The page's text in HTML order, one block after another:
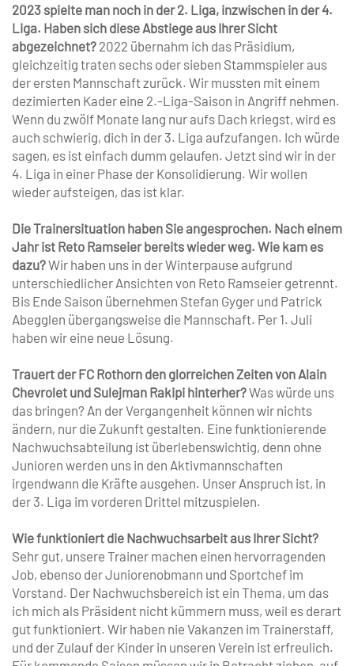
2023 spielte man noch in der 2. Liga, inzwischen in der 4.
Liga. Haben sich diese Abstiege aus Ihrer Sicht
abgezeichnet? 2022 übernahm ich das Präsidium,
gleichzeitig traten sechs oder sieben Stammspieler aus
der ersten Mannschaft zurück. Wir mussten mit einem
dezimierten Kader eine 2.-Liga-Saison in Angriff nehmen.
Wenn du zwölf Monate lang nur aufs Dach kriegst, wird es
auch schwierig, dich in der 3. Liga aufzufangen. Ich würde
sagen, es ist einfach dumm gelaufen. Jetzt sind wir in der
4. Liga in einer Phase der Konsolidierung. Wir wollen
wieder aufsteigen, das ist klar.
Die Trainersituation haben Sie angesprochen. Nach einem
Jahr ist Reto Ramseier bereits wieder weg. Wie kam es
dazu?Wir haben uns in der Winterpause aufgrund
unterschiedlicher Ansichten von Reto Ramseier getrennt.
Bis Ende Saison übernehmen Stefan Gyger und Patrick
Abegglen übergangsweise die Mannschaft. Per 1. Juli
haben wir eine neue Lösung.
Trauert der FC Rothorn den glorreichen Zeiten von Alain
Chevrolet und Sulejman Rakipi hinterher?Was würde uns
das bringen? An der Vergangenheit können wir nichts
ändern, nur die Zukunft gestalten. Eine funktionierende
Nachwuchsabteilung ist überlebenswichtig, denn ohne
Junioren werden uns in den Aktivmannschaften
irgendwann die Kräfte ausgehen. Unser Anspruch ist, in
der 3. Liga im vorderen Drittel mitzuspielen.
Wie funktioniert die Nachwuchsarbeit aus Ihrer Sicht?
Sehr gut, unsere Trainer machen einen hervorragenden
Job, ebenso der Juniorenobmann und Sportchef im
Vorstand. Der Nachwuchsbereich ist ein Thema, um das
ich mich als Präsident nicht kümmern muss, weil es derart
gut funktioniert. Wir haben nie Vakanzen im Trainerstaff,
und der Zulauf der Kinder in unseren Verein ist erfreulich.